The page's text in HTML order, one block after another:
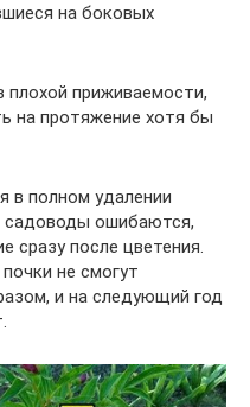
на боковых
плохой приживаемости,
на протяжение хотя бы
в полном удалении
садоводы ошибаются,
сразу после цветения.
не смогут
и на следующий год